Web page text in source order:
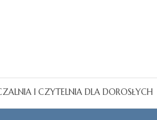
I CZYTELNIA DLA DOROSŁYCH